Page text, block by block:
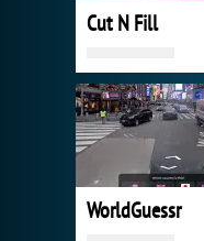
Cut N Fill
WorldGuessr